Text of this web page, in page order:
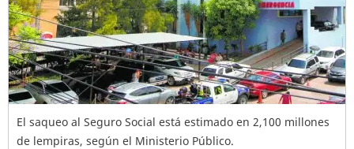
El saqueo al Seguro Social está estimado en 2,100 millones
de lempiras, según el Ministerio Público.